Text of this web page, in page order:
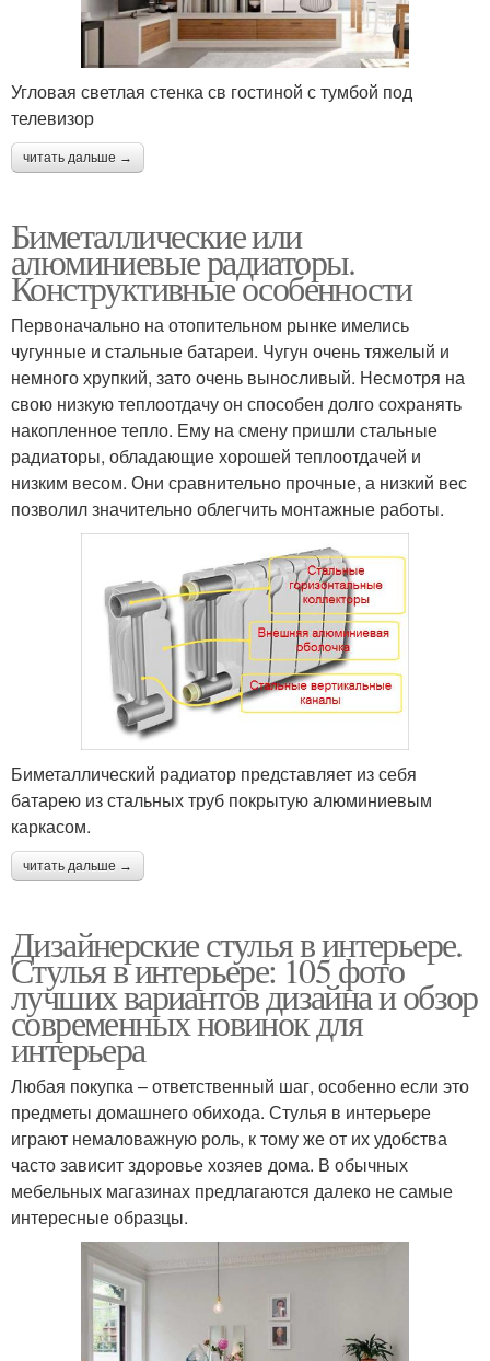
Угловая светлая стенка св гостиной с тумбой под
телевизор
читать дальше →
Биметаллические или
алюминиевые радиаторы.
Конструктивные особенности
Первоначально на отопительном рынке имелись
чугунные и стальные батареи. Чугун очень тяжелый и
немного хрупкий, зато очень выносливый. Несмотря на
свою низкую теплоотдачу он способен долго сохранять
накопленное тепло. Ему на смену пришли стальные
радиаторы, обладающие хорошей теплоотдачей и
низким весом. Они сравнительно прочные, а низкий вес
позволил значительно облегчить монтажные работы.
Биметаллический радиатор представляет из себя
батарею из стальных труб покрытую алюминиевым
каркасом.
читать дальше →
Дизайнерские стулья в интерьере.
Стулья в интерьере: 105 фото
лучших вариантов дизайна и обзор
современных новинок для
интерьера
Любая покупка – ответственный шаг, особенно если это
предметы домашнего обихода. Стулья в интерьере
играют немаловажную роль, к тому же от их удобства
часто зависит здоровье хозяев дома. В обычных
мебельных магазинах предлагаются далеко не самые
интересные образцы.